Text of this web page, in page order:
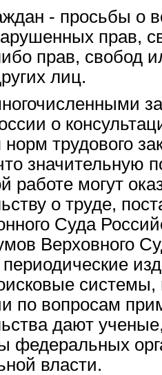
- просьбы о
прав,
прав, свобод
лиц.
о
трудового
значительную
работе могут
о труде,
Суда
Верховного
системы,
по вопросам
дают
федеральных
власти.